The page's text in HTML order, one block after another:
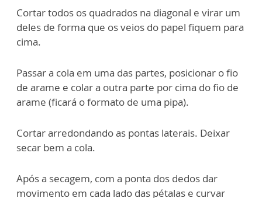
Cortar todos os quadrados na diagonal e virar um
deles de forma que os veios do papel fiquem para
cima.
Passar a cola em uma das partes, posicionar o fio
de arame e colar a outra parte por cima do fio de
arame (ficará o formato de uma pipa).
Cortar arredondando as pontas laterais. Deixar
secar bem a cola.
Após a secagem, com a ponta dos dedos dar
movimento em cada lado das pétalas e curvar